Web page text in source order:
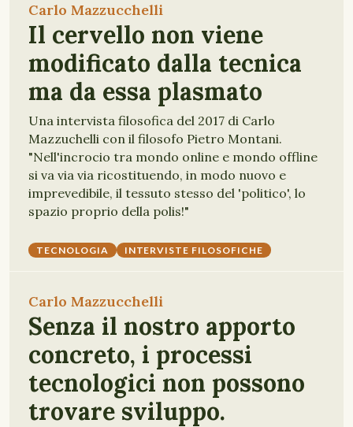
Carlo Mazzucchelli
Il cervello non viene
modificato dalla tecnica
ma da essa plasmato
Una intervista filosofica del 2017 di Carlo
Mazzuchelli con il filosofo Pietro Montani.
"Nell'incrocio tra mondo online e mondo offline
si va via via ricostituendo, in modo nuovo e
imprevedibile, il tessuto stesso del 'politico', lo
spazio proprio della polis!"
TECNOLOGIA INTERVISTE FILOSOFICHE
Carlo Mazzucchelli
Senza il nostro apporto
concreto, i processi
tecnologici non possono
trovare sviluppo.